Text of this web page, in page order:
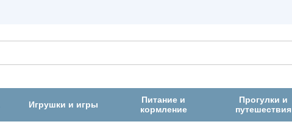
Игрушки и игры
Питание и
кормление
Прогулки и
путешествия